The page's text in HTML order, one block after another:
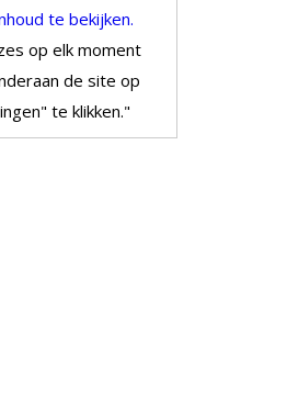
te bekijken.
op elk moment
de site op
te klikken."